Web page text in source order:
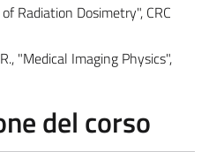
Radiation Dosimetry", CRC
"Medical Imaging Physics",
del corso